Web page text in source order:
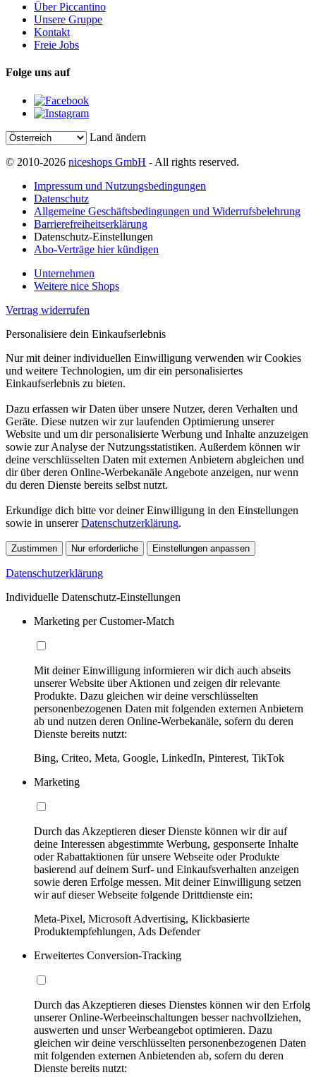
Über Piccantino
Unsere Gruppe
Kontakt
Freie Jobs
Folge uns auf
Land ändern
© 2010-2026 niceshops GmbH - All rights reserved.
Impressum und Nutzungsbedingungen
Datenschutz
Allgemeine Geschäftsbedingungen und Widerrufsbelehrung
Barrierefreiheitserklärung
Datenschutz-Einstellungen
Abo-Verträge hier kündigen
Unternehmen
Weitere nice Shops
Vertrag widerrufen
Personalisiere dein Einkaufserlebnis
Nur mit deiner individuellen Einwilligung verwenden wir Cookies
und weitere Technologien, um dir ein personalisiertes
Einkaufserlebnis zu bieten.
Dazu erfassen wir Daten über unsere Nutzer, deren Verhalten und
Geräte. Diese nutzen wir zur laufenden Optimierung unserer
Website und um dir personalisierte Werbung und Inhalte anzuzeigen
sowie zur Analyse der Nutzungsstatistiken. Außerdem können wir
deine verschlüsselten Daten mit externen Anbietern abgleichen und
dir über deren Online-Werbekanäle Angebote anzeigen, nur wenn
du deren Dienste bereits selbst nutzt.
Erkundige dich bitte vor deiner Einwilligung in den Einstellungen
sowie in unsererDatenschutzerklärung.
Zustimmen Nur erforderliche Einstellungen anpassen
Datenschutzerklärung
Individuelle Datenschutz-Einstellungen
Marketing per Customer-Match
Mit deiner Einwilligung informieren wir dich auch abseits
unserer Website über Aktionen und zeigen dir relevante
Produkte. Dazu gleichen wir deine verschlüsselten
personenbezogenen Daten mit folgenden externen Anbietern
ab und nutzen deren Online-Werbekanäle, sofern du deren
Dienste bereits nutzt:
Bing, Criteo, Meta, Google, LinkedIn, Pinterest, TikTok
Marketing
Durch das Akzeptieren dieser Dienste können wir dir auf
deine Interessen abgestimmte Werbung, gesponserte Inhalte
oder Rabattaktionen für unsere Webseite oder Produkte
basierend auf deinem Surf- und Einkaufsverhalten anzeigen
sowie deren Erfolge messen. Mit deiner Einwilligung setzen
wir auf dieser Webseite folgende Drittdienste ein:
Meta-Pixel, Microsoft Advertising, Klickbasierte
Produktempfehlungen, Ads Defender
Erweitertes Conversion-Tracking
Durch das Akzeptieren dieses Dienstes können wir den Erfolg
unserer Online-Werbeeinschaltungen besser nachvollziehen,
auswerten und unser Werbeangebot optimieren. Dazu
gleichen wir deine verschlüsselten personenbezogenen Daten
mit folgenden externen Anbietenden ab, sofern du deren
Dienste bereits nutzt: